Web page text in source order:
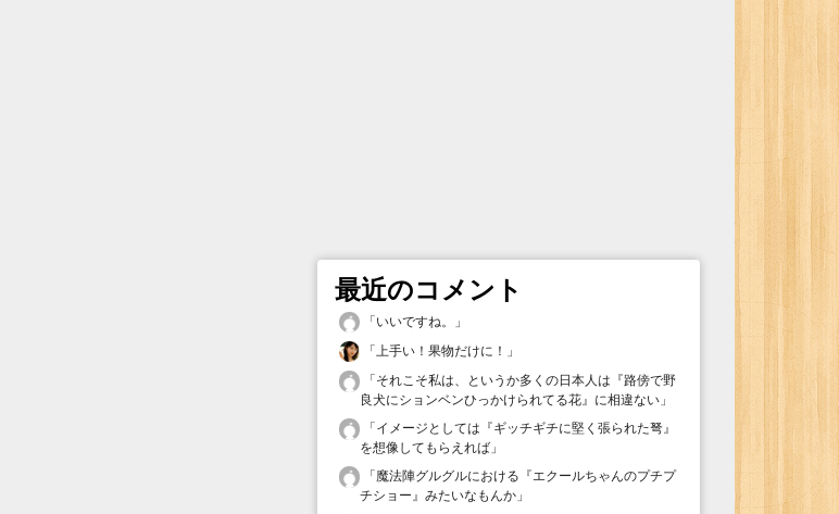
最近のコメント
「いいですね。
」
「上手い！果物だけに！ 」
「それこそ私は、というか多くの日本人は『路傍で野
良犬にションベンひっかけられてる花』に相違ない 」
「イメージとしては『ギッチギチに堅く張られた弩』
を想像してもらえれば 」
「魔法陣グルグルにおける『エクールちゃんのプチプ
チショー』みたいなもんか 」